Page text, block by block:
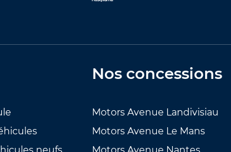
Nos concessions
Motors Avenue Landivisiau
Motors Avenue Le Mans